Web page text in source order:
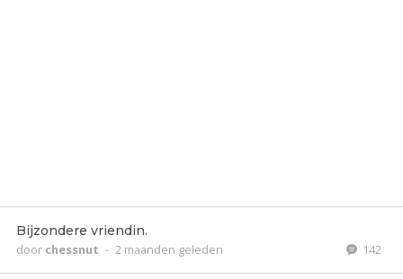
Bijzondere vriendin.
door chessnut - 2 maanden geleden 142